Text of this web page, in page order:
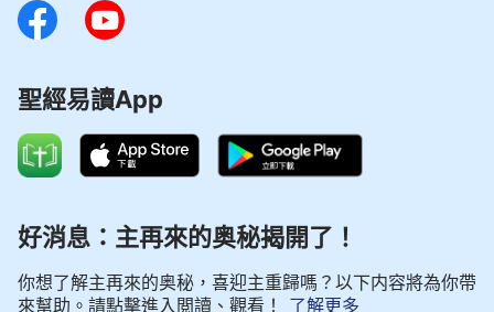
特産或者水果，但是這樣的生活不是神要給人類的，
帶來傷害，有許多人就是因為市場豐富了，就瞎吃、
胡吃，違背自然規律，損害了身體健康，所以市場經
濟不能給人帶來真正的幸福。你們看看，現在市場上
是不是一年四季都有賣葡萄的？葡萄從采下來之後其
葡萄還叫葡萄嗎？能不能叫垃圾呀？它不但不含有葡
萄原來的成分了，反而有更多的化學藥品在上面。一
年的時間，不但不新鮮，營養成分早就没了。當人吃
聖經易讀App
好消息：主再來的奥秘揭開了！
你想了解主再來的奥秘，喜迎主重歸嗎？以下内容將為你帶
來幫助。請點擊進入閲讀、觀看！
了解更多